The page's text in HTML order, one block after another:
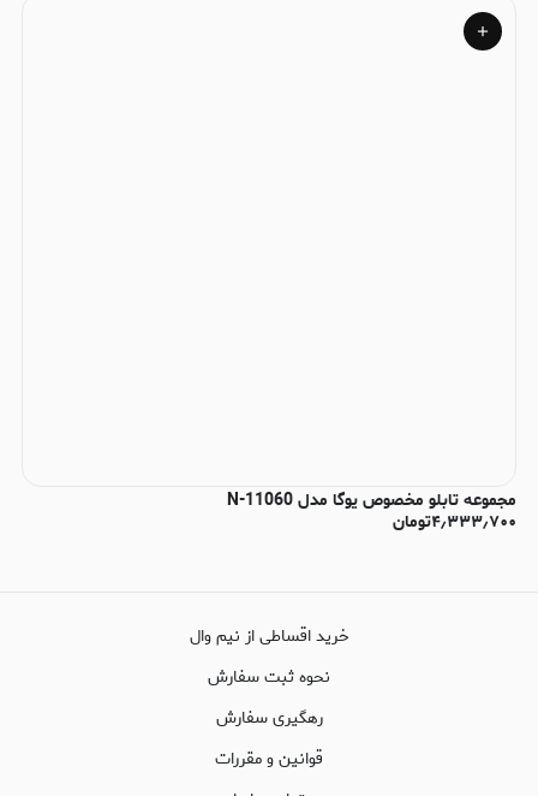
مجموعه تابلو مخصوص یوگا مدل N-11060
۴٫۳۳۳٫۷۰۰تومان
خرید اقساطی از نیم وال
نحوه ثبت سفارش
رهگیری سفارش
قوانین و مقررات